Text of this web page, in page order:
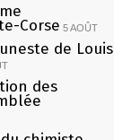
Corse 5 AOÛT
de Louis
des